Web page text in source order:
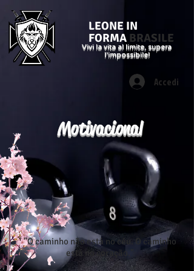
LEONE IN
FORMA BRASILE
Vivi la vita al limite, supera
l'impossibile!
Accedi
Motivacional
"O caminho não está no céu. O caminho
está no coração."